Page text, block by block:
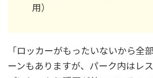
用）
「ロッカーがもったいないから全
ーンもありますが、パーク内はレ